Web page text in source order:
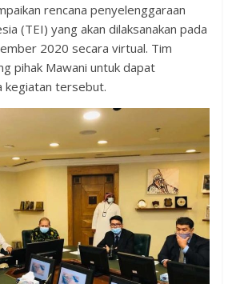
rencana penyelenggaraan
(TEI) yang akan dilaksanakan pada
2020 secara virtual. Tim
pihak Mawani untuk dapat
kegiatan tersebut.